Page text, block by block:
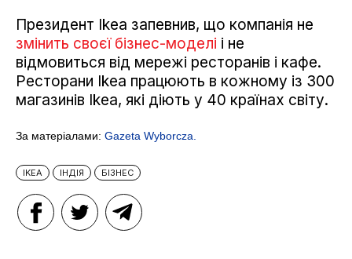
Президент Ikea запевнив, що компанія не
змінить своєї бізнес-моделі і не
відмовиться від мережі ресторанів і кафе.
Ресторани Ikea працюють в кожному із 300
магазинів Ikea, які діють у 40 країнах світу.
За матеріалами: Gazeta Wyborcza.
IKEA ІНДІЯ БІЗНЕС